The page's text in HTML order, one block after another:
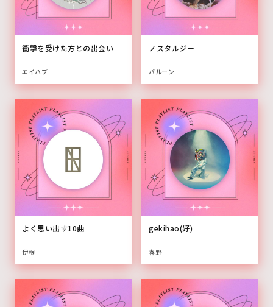
衝撃を受けた方との出会い
エイハブ
ノスタルジー
バルーン
よく思い出す10曲
伊根
gekihao(好)
春野